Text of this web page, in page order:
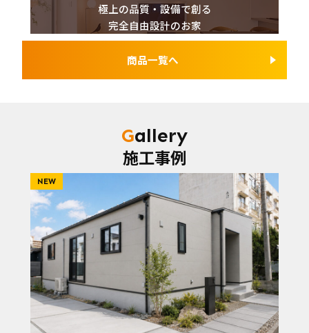
極上の品質・設備で創る
完全自由設計のお家
商品一覧へ
Gallery
施工事例
NEW